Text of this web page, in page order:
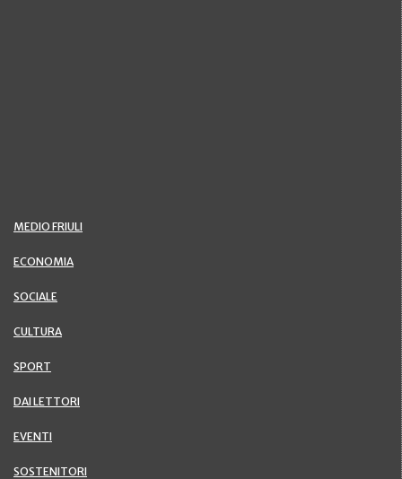
MEDIO FRIULI
ECONOMIA
SOCIALE
CULTURA
SPORT
DAI LETTORI
EVENTI
SOSTENITORI